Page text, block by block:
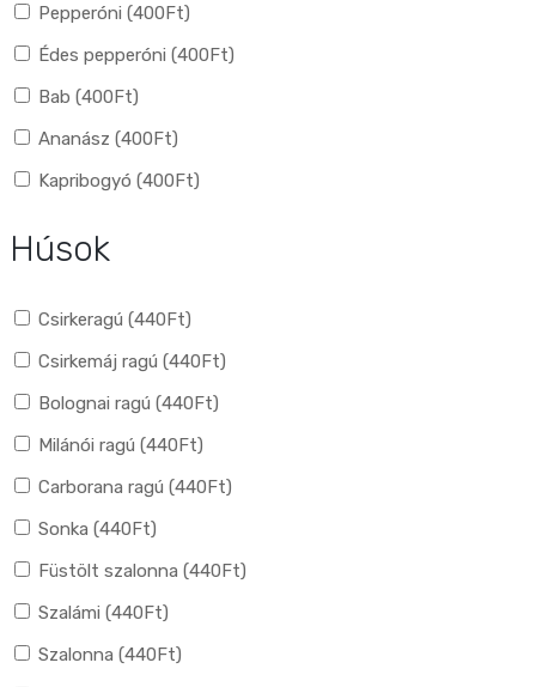
Pepperóni (400Ft)
Édes pepperóni (400Ft)
Bab (400Ft)
Ananász (400Ft)
Kapribogyó (400Ft)
Húsok
Csirkeragú (440Ft)
Csirkemáj ragú (440Ft)
Bolognai ragú (440Ft)
Milánói ragú (440Ft)
Carborana ragú (440Ft)
Sonka (440Ft)
Füstölt szalonna (440Ft)
Szalámi (440Ft)
Szalonna (440Ft)